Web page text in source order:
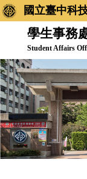
跳
到
內
容
區
國立臺中科
學生事務
Student Affairs